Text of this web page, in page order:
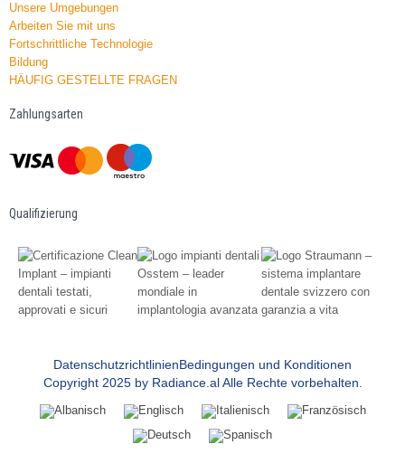
Unsere Umgebungen
Arbeiten Sie mit uns
Fortschrittliche Technologie
Bildung
HÄUFIG GESTELLTE FRAGEN
Zahlungsarten
Qualifizierung
DatenschutzrichtlinienBedingungen und Konditionen
Copyright 2025 by Radiance.al Alle Rechte vorbehalten.